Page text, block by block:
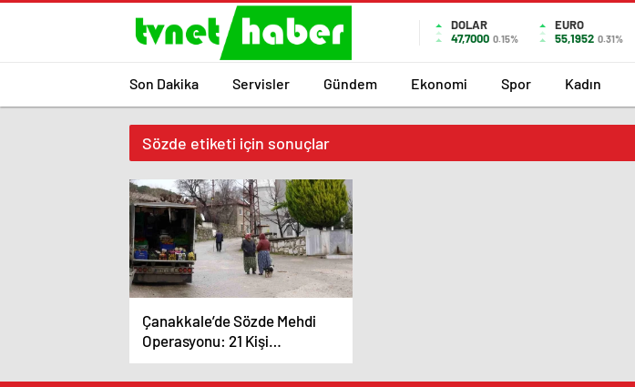
DOLAR
47,7000 0.15%
EURO
55,1952 0.31%
Son Dakika Servisler Gündem Ekonomi Spor Kadın
Sözde etiketi için sonuçlar
Çanakkale’de Sözde Mehdi
Operasyonu: 21 Kişi
Tutuklandı